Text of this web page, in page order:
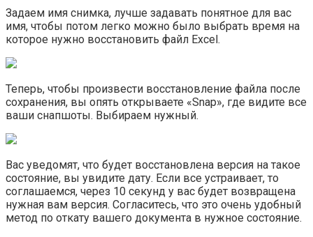
Задаем имя снимка, лучше задавать понятное для вас
имя, чтобы потом легко можно было выбрать время на
которое нужно восстановить файл Excel.
Теперь, чтобы произвести восстановление файла после
сохранения, вы опять открываете «Snap», где видите все
ваши снапшоты. Выбираем нужный.
Вас уведомят, что будет восстановлена версия на такое
состояние, вы увидите дату. Если все устраивает, то
соглашаемся, через 10 секунд у вас будет возвращена
нужная вам версия. Согласитесь, что это очень удобный
метод по откату вашего документа в нужное состояние.